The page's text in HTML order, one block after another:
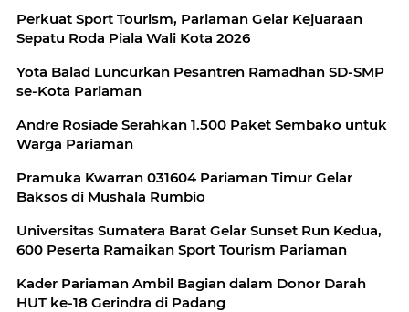
Perkuat Sport Tourism, Pariaman Gelar Kejuaraan
Sepatu Roda Piala Wali Kota 2026
Yota Balad Luncurkan Pesantren Ramadhan SD-SMP
se-Kota Pariaman
Andre Rosiade Serahkan 1.500 Paket Sembako untuk
Warga Pariaman
Pramuka Kwarran 031604 Pariaman Timur Gelar
Baksos di Mushala Rumbio
Universitas Sumatera Barat Gelar Sunset Run Kedua,
600 Peserta Ramaikan Sport Tourism Pariaman
Kader Pariaman Ambil Bagian dalam Donor Darah
HUT ke-18 Gerindra di Padang